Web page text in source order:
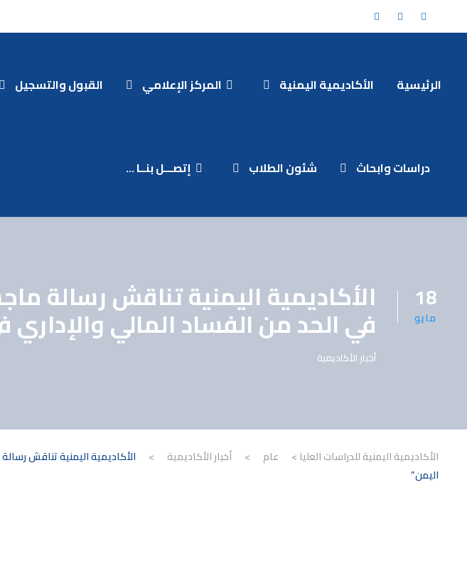
الرئيسية الأكاديمية اليمنية المركز الإعلامي القبول والتسجيل
دراسات وابحاث شئون الطلاب إتصـــل بنــا …
18
مايو الأكاديمية اليمنية تناقش رسالة
في الحد من الفساد المالي والإداري
أخبار الأكاديمية
الأكاديمية اليمنية للدراسات العليا > عام > أخبار الأكاديمية >
الأكاديمية اليمنية تناقش
اليمن”